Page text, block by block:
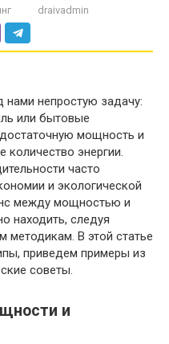
draivadmin
нами непростую задачу:
или бытовые
мощность и
количество энергии.
часто
и экологической
между мощностью и
находить, следуя
методикам. В этой статье
приведем примеры из
советы.
и